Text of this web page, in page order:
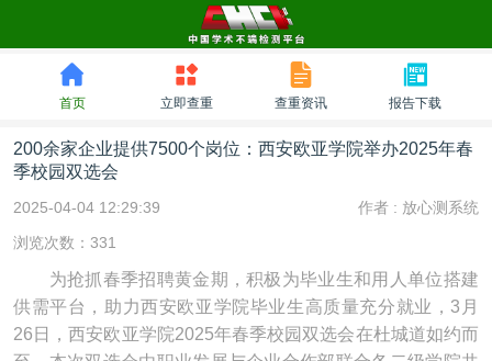
首页 立即查重 查重资讯 报告下载
200余家企业提供7500个岗位：西安欧亚学院举办2025年春
季校园双选会
2025-04-04 12:29:39 作者 : 放心测系统
浏览次数：331
为抢抓春季招聘黄金期，积极为毕业生和用人单位搭建
供需平台，助力西安欧亚学院毕业生高质量充分就业，3月
26日，西安欧亚学院2025年春季校园双选会在杜城道如约而